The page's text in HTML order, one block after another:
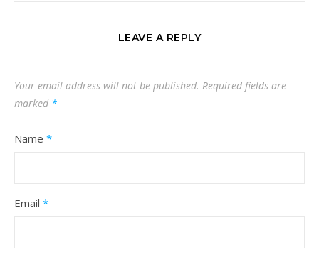
LEAVE A REPLY
Your email address will not be published. Required fields are
marked *
Name *
Email *